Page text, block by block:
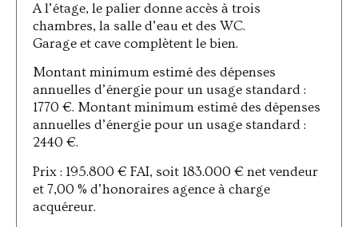
A l’étage, le palier donne accès à trois
chambres, la salle d’eau et des WC.
Garage et cave complètent le bien.
Montant minimum estimé des dépenses
annuelles d’énergie pour un usage standard :
1770 €. Montant minimum estimé des dépenses
annuelles d’énergie pour un usage standard :
2440 €.
Prix : 195.800 € FAI, soit 183.000 € net vendeur
et 7,00 % d’honoraires agence à charge
acquéreur.